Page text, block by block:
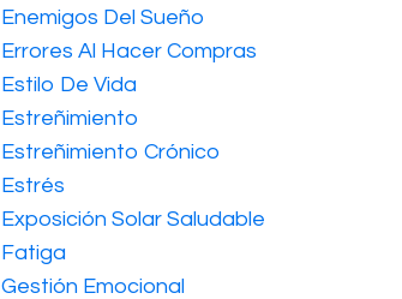
Enemigos Del Sueño
Errores Al Hacer Compras
Estilo De Vida
Estreñimiento
Estreñimiento Crónico
Estrés
Exposición Solar Saludable
Fatiga
Gestión Emocional